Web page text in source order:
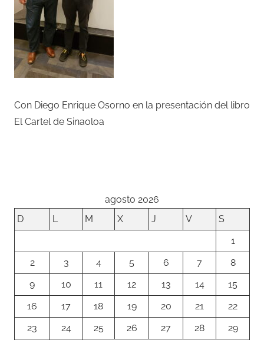
Con Diego Enrique Osorno en la presentación del libro
El Cartel de Sinaoloa
agosto 2026
D
L M X J V
S
1
2
3 4 5 6 7
8
9
10 11 12 13 14
15
16
17 18 19 20 21
22
23
24 25 26 27 28
29